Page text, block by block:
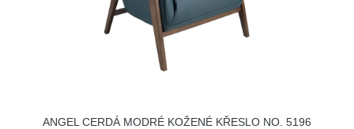
ANGEL CERDÁ MODRÉ KOŽENÉ KŘESLO NO. 5196